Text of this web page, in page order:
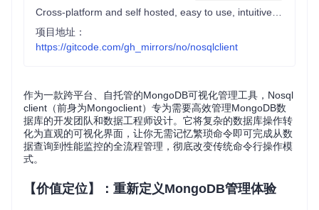
项目地址：
https://gitcode.com/gh_mirrors/no/nosqlclient
作为一款跨平台、自托管的MongoDB可视化管理工具，Nosql
client（前身为Mongoclient）专为需要高效管理MongoDB数
据库的开发团队和数据工程师设计。它将复杂的数据库操作转
化为直观的可视化界面，让你无需记忆繁琐命令即可完成从数
据查询到性能监控的全流程管理，彻底改变传统命令行操作模
式。
【价值定位】：重新定义MongoDB管理体验